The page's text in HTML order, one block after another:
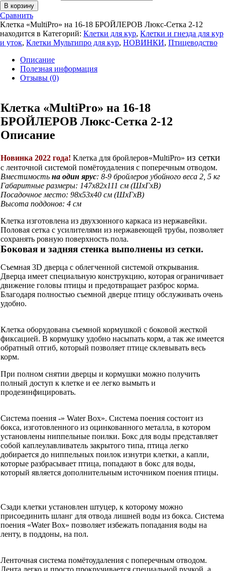
В корзину
Сравнить
Клетка «MultiPro» на 16-18 БРОЙЛЕРОВ Люкс-Сетка 2-12
находится в Категорий: Клетки для кур, Клетки и гнезда для кур
и уток, Клетки Мультипро для кур, НОВИНКИ, Птицеводство
Описание
Полезная информация
Отзывы (0)
Клетка «MultiPro» на 16-18
БРОЙЛЕРОВ Люкс-Сетка 2-12
Описание
Новинка 2022 года! Клетка для бройлеров«MultiPro» из сетки
с ленточной системой помётоудаления с поперечным отводом.
Вместимость на один ярус: 8-9 бройлеров убойного веса 2, 5 кг
Габаритные размеры: 147х82х111 см (ШхГхВ)
Посадочное место: 98х53х40 см (ШхГхВ)
Высота поддонов: 4 см
Клетка изготовлена из двухзонного каркаса из нержавейки.
Половая сетка с усилителями из нержавеющей трубы, позволяет
сохранять ровную поверхность пола.
Боковая и задняя стенка выполнены из сетки.
Съемная 3D дверца с облегченной системой открывания.
Дверца имеет специальную конструкцию, которая ограничивает
движение головы птицы и предотвращает разброс корма.
Благодаря полностью съемной дверце птицу обслуживать очень
удобно.
Клетка оборудована съемной кормушкой с боковой жесткой
фиксацией. В кормушку удобно насыпать корм, а так же имеется
обратный отгиб, который позволяет птице склевывать весь
корм.
При полном снятии дверцы и кормушки можно получить
полный доступ к клетке и ее легко вымыть и
продезинфицировать.
Система поения -» Water Box». Система поения состоит из
бокса, изготовленного из оцинкованного металла, в котором
установлены ниппельные поилки. Бокс для воды представляет
собой каплеулавливатель закрытого типа, птица легко
добирается до ниппельных поилок изнутри клетки, а капли,
которые разбрасывает птица, попадают в бокс для воды,
который является дополнительным источником поения птицы.
Сзади клетки установлен штуцер, к которому можно
присоединить шланг для отвода лишней воды из бокса. Система
поения «Water Box» позволяет избежать попадания воды на
ленту, в поддоны, на пол.
Ленточная система помётоудаления с поперечным отводом.